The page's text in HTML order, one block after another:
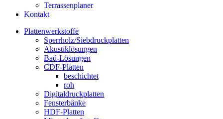
Terrassenplaner
Kontakt
Plattenwerkstoffe
Sperrholz/Siebdruckplatten
Akustiklösungen
Bad-Lösungen
CDF-Platten
beschichtet
roh
Digitaldruckplatten
Fensterbänke
HDF-Platten